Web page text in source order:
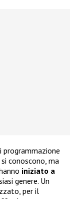
conoscono, ma
iniziato a
genere. Un
per il